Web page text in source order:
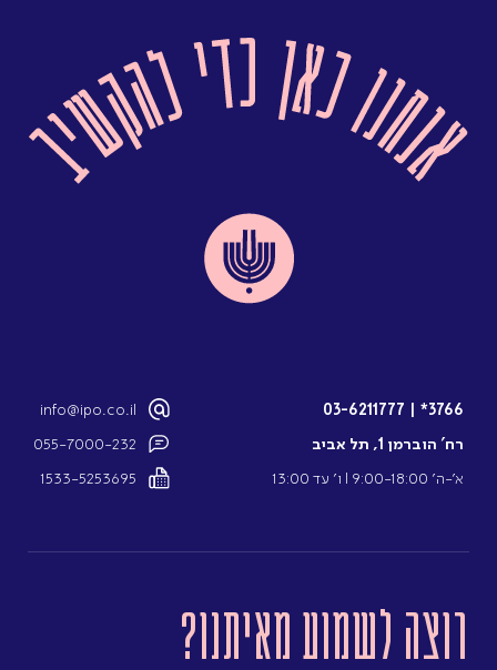
3766*
|
03-6211777
רח’ הוברמן 1, תל אביב
א’-ה’ 9:00-18:00 l ו’ עד 13:00
info@ipo.co.il
055-7000-232
1533-5253695
רוצה לשמוע מאיתנו?